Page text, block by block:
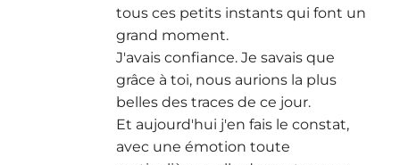
tous ces petits instants qui font un
grand moment.
J'avais confiance. Je savais que
grâce à toi, nous aurions la plus
belles des traces de ce jour.
Et aujourd'hui j'en fais le constat,
avec une émotion toute